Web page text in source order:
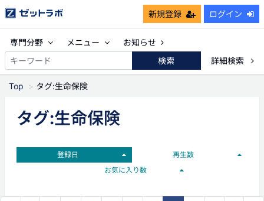
新規登録 ログイン
専門分野 メニュー
お知らせ
検索
詳細検索
Top タグ:生命保険
タグ:生命保険
登録日
再生数
お気に入り数